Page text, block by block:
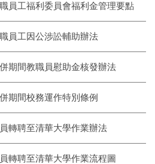
員工福利委員會福利金管理要點
員工因公涉訟輔助辦法
期間教職員慰助金核發辦法
期間校務運作特別條例
轉聘至清華大學作業辦法
轉聘至清華大學作業流程圖